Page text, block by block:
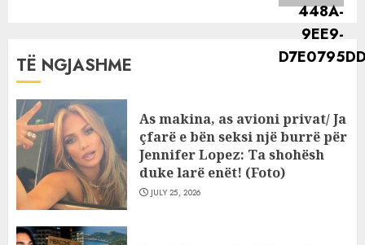
TË NGJASHME
As makina, as avioni privat/ Ja
çfarë e bën seksi një burrë për
Jennifer Lopez: Ta shohësh
duke larë enët! (Foto)
JULY 25, 2026